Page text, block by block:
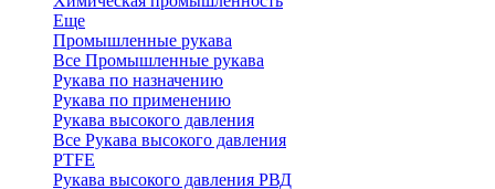
Еще
Промышленные рукава
Все Промышленные рукава
Рукава по назначению
Рукава по применению
Рукава высокого давления
Все Рукава высокого давления
PTFE
Рукава высокого давления РВД